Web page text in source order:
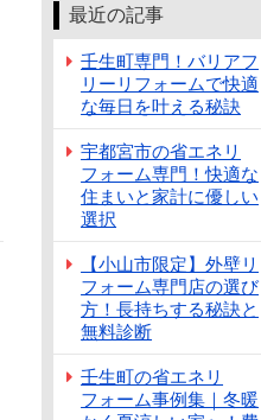
最近の記事
壬生町専門！バリアフ
リーリフォームで快適
な毎日を叶える秘訣
宇都宮市の省エネリ
フォーム専門！快適な
住まいと家計に優しい
選択
【小山市限定】外壁リ
フォーム専門店の選び
方！長持ちする秘訣と
無料診断
壬生町の省エネリ
フォーム事例集｜冬暖